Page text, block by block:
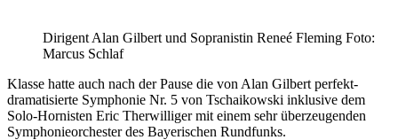
Dirigent Alan Gilbert und Sopranistin Reneé Fleming Foto:
Marcus Schlaf
Klasse hatte auch nach der Pause die von Alan Gilbert perfekt-
dramatisierte Symphonie Nr. 5 von Tschaikowski inklusive dem
Solo-Hornisten Eric Therwilliger mit einem sehr überzeugenden
Symphonieorchester des Bayerischen Rundfunks.